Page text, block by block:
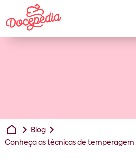
Blog
Conheça as técnicas de temperagem